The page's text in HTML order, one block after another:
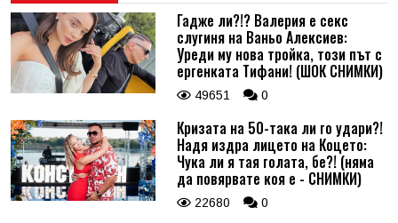
Гадже ли?!? Валерия е секс
слугиня на Ваньо Алексиев:
Уреди му нова тройка, този път с
ергенката Тифани! (ШОК СНИМКИ)
49651 0
Кризата на 50-така ли го удари?!
Надя издра лицето на Коцето:
Чука ли я тая голата, бе?! (няма
да повярвате коя е - СНИМКИ)
22680 0